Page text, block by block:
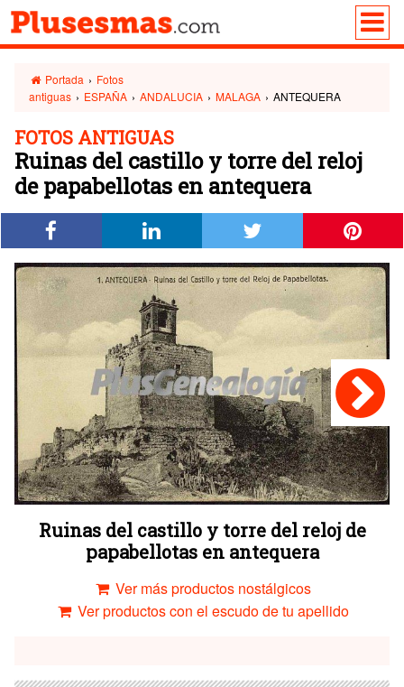
Portada › Fotos
antiguas › ESPAÑA › ANDALUCIA › MALAGA › ANTEQUERA
FOTOS ANTIGUAS
Ruinas del castillo y torre del reloj
de papabellotas en antequera
Ruinas del castillo y torre del reloj de
papabellotas en antequera
Ver más productos nostálgicos
Ver productos con el escudo de tu apellido